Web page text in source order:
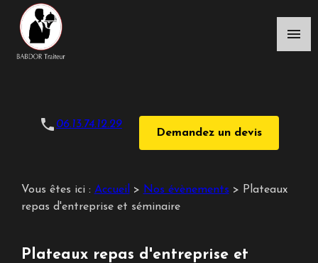
menu
phone 06.13.74.12.29
Demandez un devis
Vous êtes ici : Accueil > Nos évènements > Plateaux
repas d'entreprise et séminaire
Plateaux repas d'entreprise et
Panneau de gestion des cookies